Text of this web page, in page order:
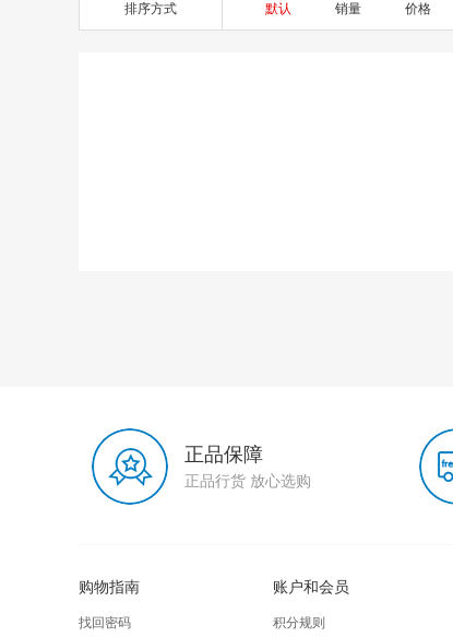
排序方式 默认 销量 价格
正品保障
正品行货 放心选购
购物指南
找回密码
账户和会员
积分规则